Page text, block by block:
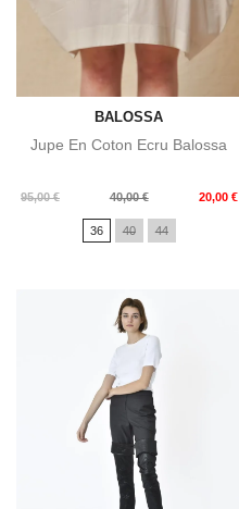
BALOSSA
Jupe En Coton Ecru Balossa
95,00 €
Prix
40,00 € 20,00 €
Prix
36 40 44